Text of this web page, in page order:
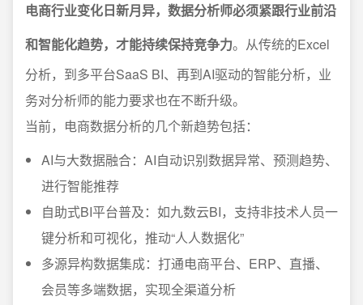
电商行业变化日新月异，数据分析师必须紧跟行业前沿
和智能化趋势，才能持续保持竞争力。从传统的Excel
分析，到多平台SaaS BI、再到AI驱动的智能分析，业
务对分析师的能力要求也在不断升级。
当前，电商数据分析的几个新趋势包括：
AI与大数据融合：AI自动识别数据异常、预测趋势、
进行智能推荐
自助式BI平台普及：如九数云BI，支持非技术人员一
键分析和可视化，推动“人人数据化”
多源异构数据集成：打通电商平台、ERP、直播、
会员等多端数据，实现全渠道分析